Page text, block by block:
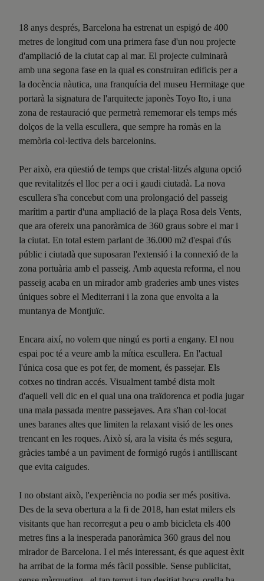
18 anys després, Barcelona ha estrenat un espigó de 400
metres de longitud com una primera fase d'un nou projecte
d'ampliació de la ciutat cap al mar. El projecte culminarà
amb una segona fase en la qual es construiran edificis per a
la docència nàutica, una franquícia del museu Hermitage que
portarà la signatura de l'arquitecte japonès Toyo Ito, i una
zona de restauració que permetrà rememorar els temps més
dolços de la vella escullera, que sempre ha romàs en la
memòria col·lectiva dels barcelonins.
Per això, era qüestió de temps que cristal·litzés alguna opció
que revitalitzés el lloc per a oci i gaudi ciutadà. La nova
escullera s'ha concebut com una prolongació del passeig
marítim a partir d'una ampliació de la plaça Rosa dels Vents,
que ara ofereix una panoràmica de 360 graus sobre el mar i
la ciutat. En total estem parlant de 36.000 m2 d'espai d'ús
públic i ciutadà que suposaran l'extensió i la connexió de la
zona portuària amb el passeig. Amb aquesta reforma, el nou
passeig acaba en un mirador amb graderies amb unes vistes
úniques sobre el Mediterrani i la zona que envolta a la
muntanya de Montjuïc.
Encara així, no volem que ningú es porti a engany. El nou
espai poc té a veure amb la mítica escullera. En l'actual
l'única cosa que es pot fer, de moment, és passejar. Els
cotxes no tindran accés. Visualment també dista molt
d'aquell vell dic en el qual una ona traïdorenca et podia jugar
una mala passada mentre passejaves. Ara s'han col·locat
unes baranes altes que limiten la relaxant visió de les ones
trencant en les roques. Això sí, ara la visita és més segura,
gràcies també a un paviment de formigó rugós i antilliscant
que evita caigudes.
I no obstant això, l'experiència no podia ser més positiva.
Des de la seva obertura a la fi de 2018, han estat milers els
visitants que han recorregut a peu o amb bicicleta els 400
metres fins a la inesperada panoràmica 360 graus del nou
mirador de Barcelona. I el més interessant, és que aquest èxit
ha arribat de la forma més fàcil possible. Sense publicitat,